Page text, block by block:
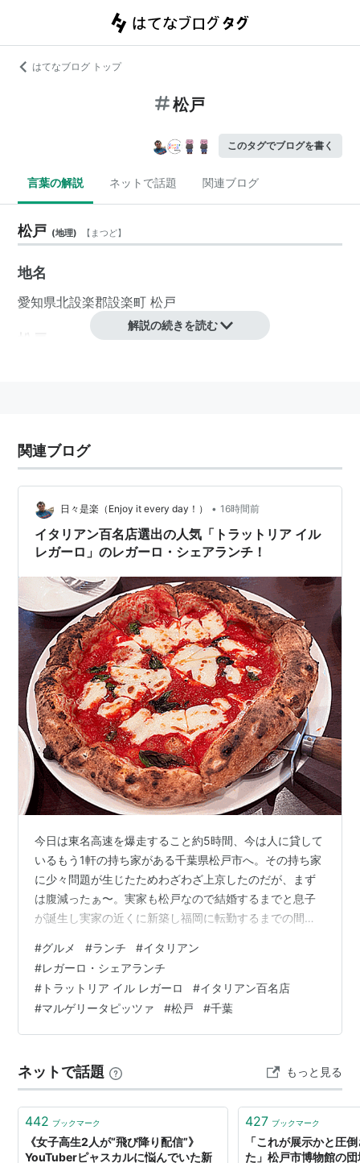
はてなブログ トップ
松戸
このタグでブログを書く
言葉の解説 ネットで話題 関連ブログ
松戸 (地理) 【 まつど】
地名
愛知県北設楽郡設楽町 松戸
まつど】
地名
されていない。
松戸駅 JR東日本（常磐線）・新京成電鉄（新京
成線）
千葉県松戸市松戸にある、JR東日本・新京成電鉄の駅。
→松戸駅
○リスト：駅キーワード
解説の続きを読む
関連ブログ
日々是楽（Enjoy it every day！） • 16時間前
イタリアン百名店選出の人気「トラットリア イル
レガーロ」のレガーロ・シェアランチ！
今日は東名高速を爆走すること約5時間、今は人に貸して
いるもう1軒の持ち家がある千葉県松戸市へ。その持ち家
に少々問題が生じたためわざわざ上京したのだが、まず
は腹減ったぁ〜。実家も松戸なので結婚するまでと息子
が誕生し実家の近くに新築し福岡に転勤するまでの間過
とするか・・・？ 松戸には全国に知られるつけ麺の名店
「とみ田」を筆頭にラーメンの名店がしのぎを削るラー
メンマニア垂涎の地だが、他にもグルメは超充実してい
る。っというかやはり名古屋と首都圏では違うんだよな
ぁ〜？っと言うことですでに13時過ぎで余裕は1時間半し
#グルメ #ランチ #イタリアン
#レガーロ・シェアランチ
# トラットリア イル レガーロ #イタリアン百名店
#マルゲリータピッツァ #松戸 #千葉
ネットで話題 もっと見る
442 ブックマーク
《女子高生2人が“飛び降り配信”》
YouTuberピャスカルに悩んでいた新
427 ブックマーク
「これが展示かと圧
た」松戸市博物館の